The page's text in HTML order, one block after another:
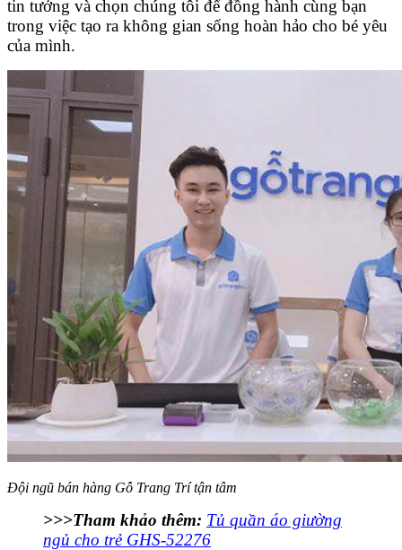
tin tưởng và chọn chúng tôi để đồng hành cùng bạn
trong việc tạo ra không gian sống hoàn hảo cho bé yêu
của mình.
Đội ngũ bán hàng Gỗ Trang Trí tận tâm
>>>Tham khảo thêm: Tủ quần áo giường
ngủ cho trẻ GHS-52276